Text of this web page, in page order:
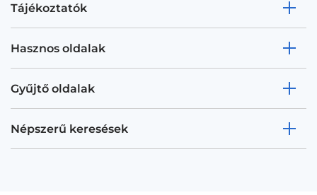
Tájékoztatók
Hasznos oldalak
Gyűjtő oldalak
Népszerű keresések